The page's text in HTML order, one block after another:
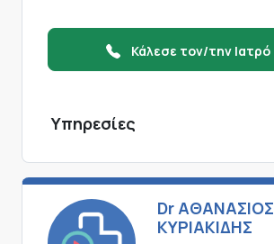
Κάλεσε τον/την Ιατρό
Υπηρεσίες
Dr ΑΘΑΝΑΣΙΟΣ
ΚΥΡΙΑΚΙΔΗΣ